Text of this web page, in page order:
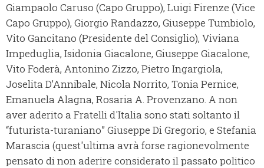
Giampaolo Caruso (Capo Gruppo), Luigi Firenze (Vice
Capo Gruppo), Giorgio Randazzo, Giuseppe Tumbiolo,
Vito Gancitano (Presidente del Consiglio), Viviana
Impeduglia, Isidonia Giacalone, Giuseppe Giacalone,
Vito Foderà, Antonino Zizzo, Pietro Ingargiola,
Joselita D’Annibale, Nicola Norrito, Tonia Pernice,
Emanuela Alagna, Rosaria A. Provenzano. A non
aver aderito a Fratelli d'Italia sono stati soltanto il
“futurista-turaniano” Giuseppe Di Gregorio, e Stefania
Marascia (quest'ultima avrà forse ragionevolmente
pensato di non aderire considerato il passato politico